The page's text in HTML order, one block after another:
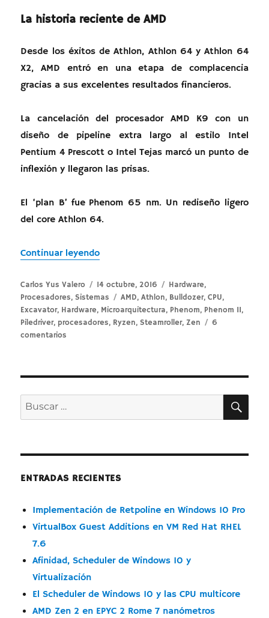
La historia reciente de AMD
Desde los éxitos de Athlon, Athlon 64 y Athlon 64
X2, AMD entró en una etapa de complacencia
gracias a sus excelentes resultados financieros.
La cancelación del procesador AMD K9 con un
diseño de pipeline extra largo al estilo Intel
Pentium 4 Prescott o Intel Tejas marcó un punto de
inflexión y llegaron las prisas.
El ‘plan B’ fue Phenom 65 nm. Un rediseño ligero
del core Athlon 64.
Continuar leyendo«AMD Zen 14 nm – Historia»
Autor
Carlos Yus Valero
Publicado
el
14 octubre, 2016 Categorías
Hardware,
Procesadores,Sistemas Etiquetas
AMD,Athlon, Bulldozer,CPU,
Excavator, Hardware, Microarquitectura, Phenom, Phenom II,
Piledriver, procesadores, Ryzen,Steamroller,Zen
6
comentarios
–
Historia
Buscar
por:
ENTRADAS RECIENTES
Implementación de Retpoline en Windows 10 Pro
VirtualBox Guest Additions en VM Red Hat RHEL
7.6
Afinidad, Scheduler de Windows 10 y
Virtualización
El Scheduler de Windows 10 y las CPU multicore
AMD Zen 2 en EPYC 2 Rome 7 nanómetros